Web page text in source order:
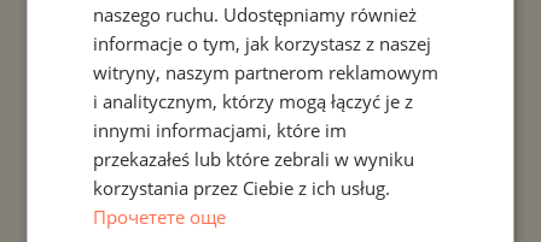
PROJEKTY I NIERUCHOMOŚCI WEDŁUG ROZLICZENIA
PROJEKTY I NIERUCHOMOŚCI WEDŁUG TYPU
NIERUCHOMOŚCI
PROJEKTY I NIERUCHOMOŚCI WEDŁUG REGIONU
PROJEKTY I NIERUCHOMOŚCI WEDŁUG NAZWY
GERMAN
FRENCH
ROMANIAN
naszego ruchu. Udostępniamy również
informacje o tym, jak korzystasz z naszej
witryny, naszym partnerom reklamowym
i analitycznym, którzy mogą łączyć je z
innymi informacjami, które im
przekazałeś lub które zebrali w wyniku
korzystania przez Ciebie z ich usług.
Прочетете още